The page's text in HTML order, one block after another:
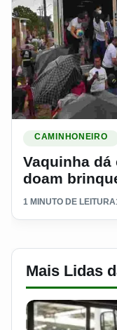
CAMINHONEIRO
Vaquinha
doam
1 MINUTO DE LEITURA
Mais Lidas